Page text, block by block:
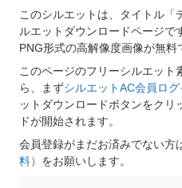
このシルエットは、タイトル「
ルエットダウンロードページで
PNG形式の高解像度画像が無料
このページのフリーシルエット
ら、まずシルエットAC会員ログ
ットダウンロードボタンをクリ
ドが開始されます。
会員登録がまだお済みでない方
料） をお願いします。